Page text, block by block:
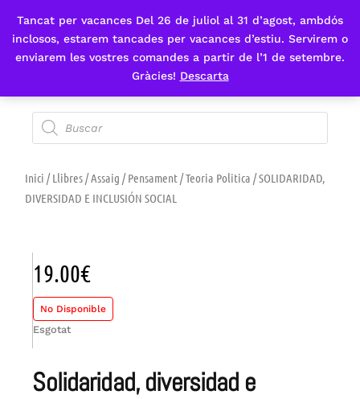
Tancat per vacances Del 26 de juliol al 31 d’agost, ambdós
inclosos, estarem tancades per vacances d’estiu. Servirem o
enviarem les vostres comandes a partir de l’1 de setembre.
Gràcies! Descarta
Fes-te'n sòcia
Inici /Llibres/Assaig /Pensament/Teoria Politica / SOLIDARIDAD,
DIVERSIDAD E INCLUSIÓN SOCIAL
solidaridad, diversidad e
19.00€
No Disponible
Esgotat